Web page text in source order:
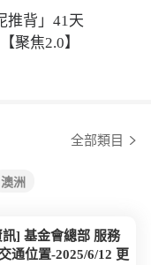
推背」41天
聚焦2.0】
全部類目
澳洲
] 基金會總部 服務
通位置-2025/6/12 更